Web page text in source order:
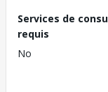
Services de
requis
No